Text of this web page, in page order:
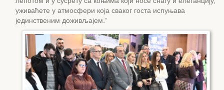
уживаћете у атмосфери која сваког госта испуњава
јединственим доживљајем.“